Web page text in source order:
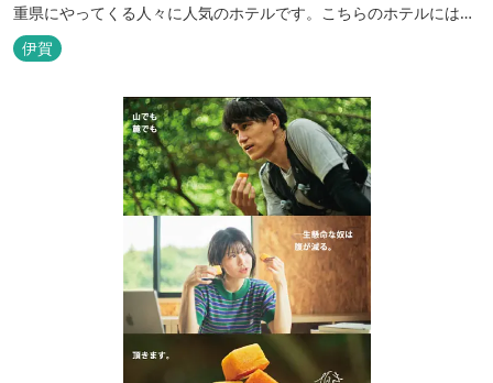
重県にやってくる人々に人気のホテルです。こちらのホテルには、
忍者の内装が施された部屋がいくつかあります。壁紙からトイレッ
トペーパーに至るまで、忍者に関連したデザインモチーフがあしら
分の位置にあるこのホテ...
伊賀